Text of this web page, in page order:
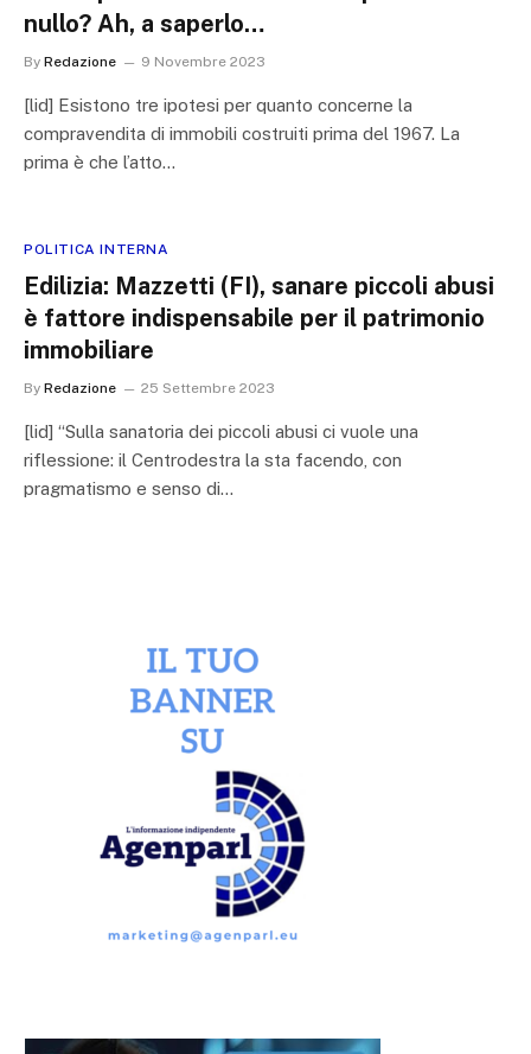
nullo? Ah, a saperlo…
By Redazione 9 Novembre 2023
[lid] Esistono tre ipotesi per quanto concerne la
compravendita di immobili costruiti prima del 1967. La
prima è che l’atto…
POLITICA INTERNA
Edilizia: Mazzetti (FI), sanare piccoli abusi
è fattore indispensabile per il patrimonio
immobiliare
By Redazione 25 Settembre 2023
[lid] “Sulla sanatoria dei piccoli abusi ci vuole una
riflessione: il Centrodestra la sta facendo, con
pragmatismo e senso di…